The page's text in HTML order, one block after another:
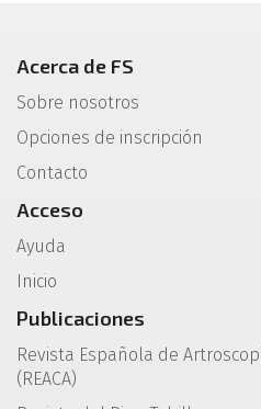
Acerca de FS
Sobre nosotros
Opciones de inscripción
Contacto
Acceso
Ayuda
Inicio
Publicaciones
Revista Española de
(REACA)